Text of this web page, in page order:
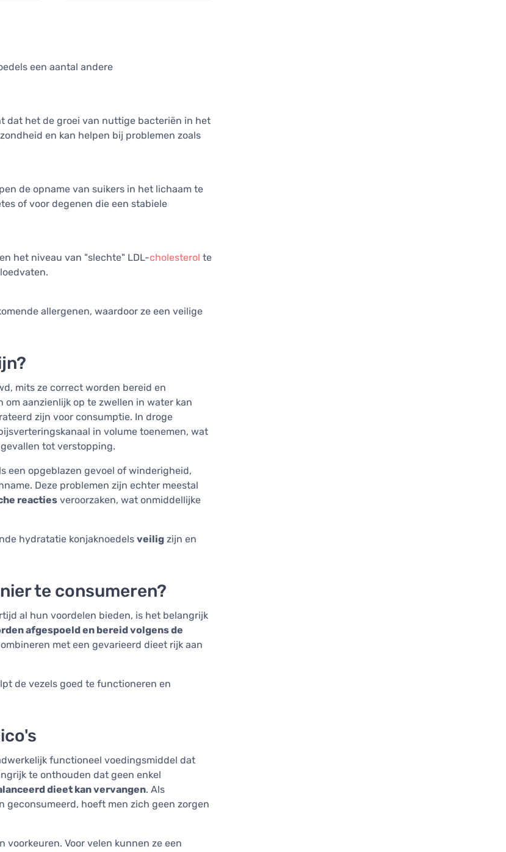
een aantal andere
dat het de groei van nuttige bacteriën in het
en kan helpen bij problemen zoals
de opname van suikers in het lichaam te
of voor degenen die een stabiele
het niveau van "slechte" LDL-cholesterol te
allergenen, waardoor ze een veilige
mits ze correct worden bereid en
om aanzienlijk op te zwellen in water kan
zijn voor consumptie. In droge
in volume toenemen, wat
tot verstopping.
een opgeblazen gevoel of winderigheid,
Deze problemen zijn echter meestal
reacties veroorzaken, wat onmiddellijke
hydratatie konjaknoedels veilig zijn en
te consumeren?
al hun voordelen bieden, is het belangrijk
afgespoeld en bereid volgens de
met een gevarieerd dieet rijk aan
de vezels goed te functioneren en
functioneel voedingsmiddel dat
te onthouden dat geen enkel
dieet kan vervangen. Als
geconsumeerd, hoeft men zich geen zorgen
Voor velen kunnen ze een